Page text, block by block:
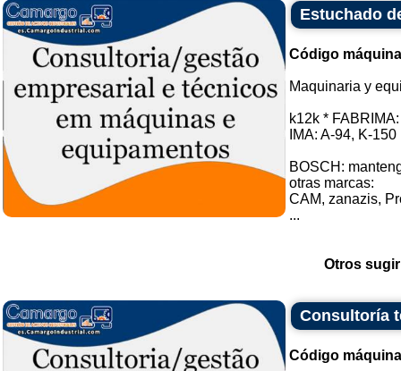
Estuchado
Código
Maquinaria y
k12k *
IMA: A-94, K-
BOSCH:
otras marcas:
CAM, zanazis,
...
Otros
Consultoría
Código